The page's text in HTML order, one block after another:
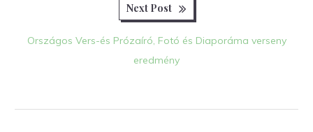
Next Post
Országos Vers-és Prózaíró, Fotó és Diaporáma verseny
eredmény